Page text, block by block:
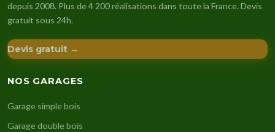
depuis 2008. Plus de 4 200 réalisations dans toute la France. Devis
gratuit sous 24h.
Devis gratuit →
NOS GARAGES
Garage simple bois
Garage double bois